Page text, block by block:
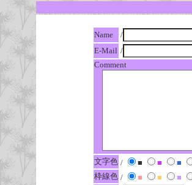
Name
/
E-Mail /
Comment
文字色 / ■ ■ ■
枠線色 / ■ ■ ■